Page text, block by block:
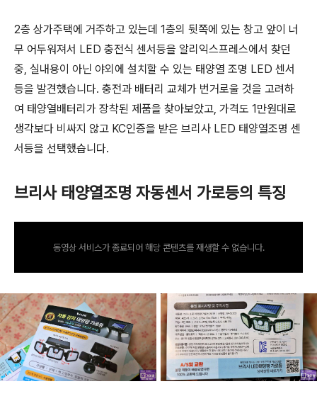
2층 상가주택에 거주하고 있는데 1층의 뒷쪽에 있는 창고 앞이 너
무 어두워져서 LED 충전식 센서등을 알리익스프레스에서 찾던
중, 실내용이 아닌 야외에 설치할 수 있는 태양열 조명 LED 센서
등을 발견했습니다. 충전과 배터리 교체가 번거로울 것을 고려하
여 태양열배터리가 장착된 제품을 찾아보았고, 가격도 1만원대로
생각보다 비싸지 않고 KC인증을 받은 브리사 LED 태양열조명 센
서등을 선택했습니다.
브리사 태양열조명 자동센서 가로등의 특징
동영상 서비스가 종료되어 해당 콘텐츠를 재생할 수 없습니다.